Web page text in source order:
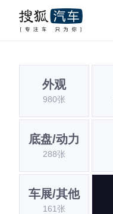
外观
980张
底盘/动力
288张
车展/其他
161张